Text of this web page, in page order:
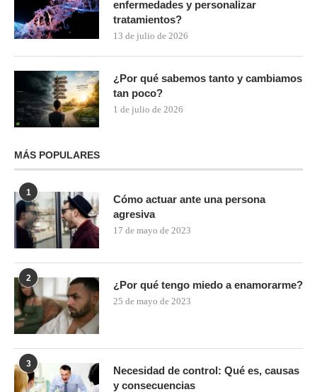
enfermedades y personalizar
tratamientos?
13 de julio de 2026
¿Por qué sabemos tanto y cambiamos
tan poco?
1 de julio de 2026
MÁS POPULARES
1
Cómo actuar ante una persona
agresiva
17 de mayo de 2023
2
¿Por qué tengo miedo a enamorarme?
25 de mayo de 2023
3
Necesidad de control: Qué es, causas
y consecuencias